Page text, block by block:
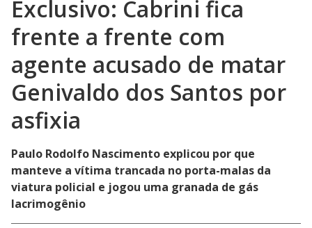
Exclusivo: Cabrini fica
frente a frente com
agente acusado de matar
Genivaldo dos Santos por
asfixia
Paulo Rodolfo Nascimento explicou por que
manteve a vítima trancada no porta-malas da
viatura policial e jogou uma granada de gás
lacrimogênio